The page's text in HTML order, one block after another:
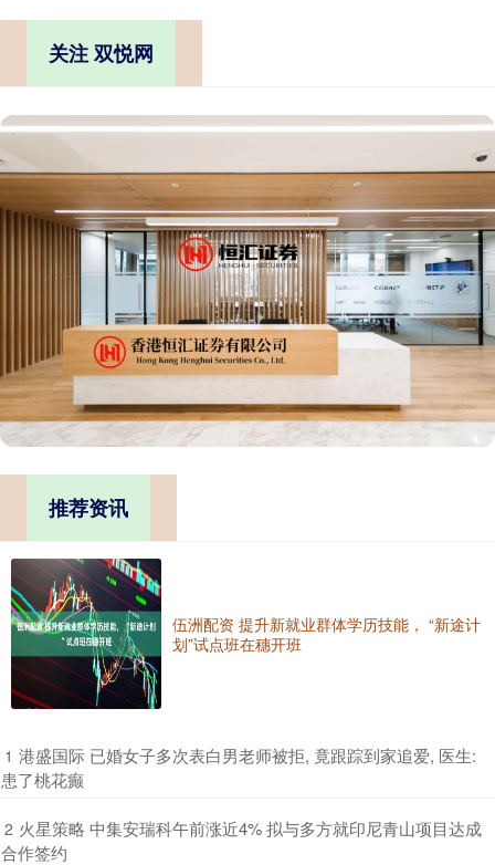
关注 双悦网
推荐资讯
伍洲配资 提升新就业群体学历技能， “新途计
划”试点班在穗开班
1 ​港盛国际 已婚女子多次表白男老师被拒, 竟跟踪到家追爱, 医生:
患了桃花癫
2 ​火星策略 中集安瑞科午前涨近4% 拟与多方就印尼青山项目达成
合作签约